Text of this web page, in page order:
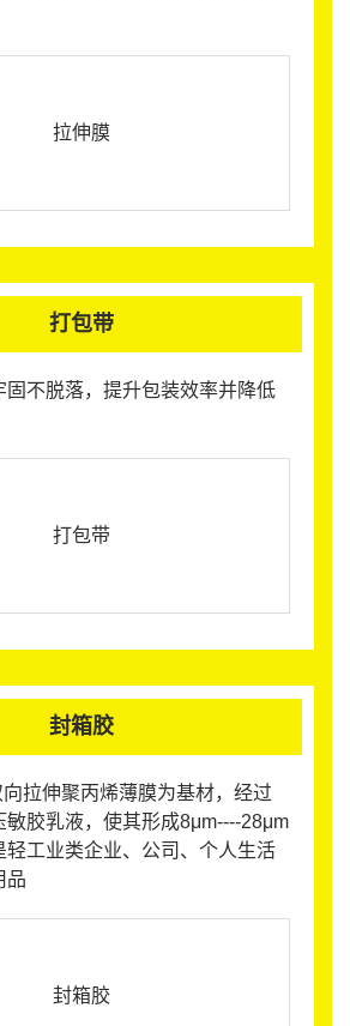
拉伸膜
打包带
固不脱落，提升包装效率并降低
打包带
封箱胶
拉伸聚丙烯薄膜为基材，经过
敏胶乳液，使其形成8μm----28μm
轻工业类企业、公司、个人生活
品
封箱胶